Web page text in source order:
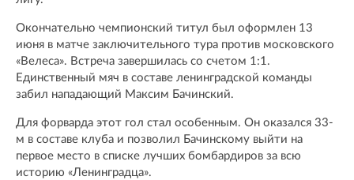
Окончательно чемпионский титул был оформлен 13
июня в матче заключительного тура против московского
«Велеса». Встреча завершилась со счетом 1:1.
Единственный мяч в составе ленинградской команды
забил нападающий Максим Бачинский.
Для форварда этот гол стал особенным. Он оказался 33-
м в составе клуба и позволил Бачинскому выйти на
первое место в списке лучших бомбардиров за всю
историю «Ленинградца».